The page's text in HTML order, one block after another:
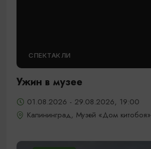
СПЕКТАКЛИ
Ужин в музее
01.08.2026 - 29.08.2026, 19:00
Калининград, Музей «Дом китобоя»